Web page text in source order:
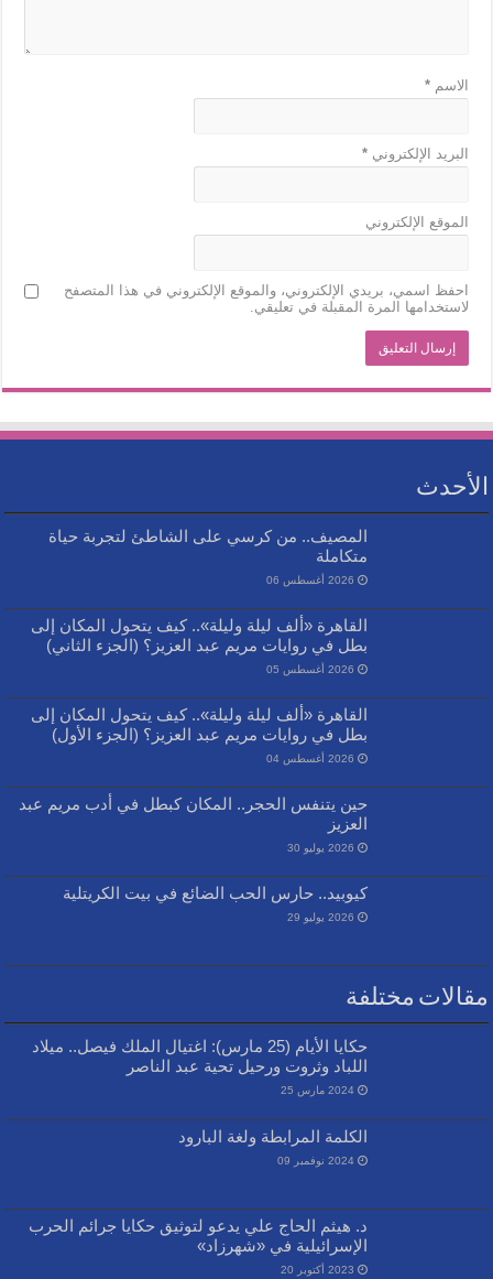
الاسم*
البريد الإلكتروني*
الموقع الإلكتروني
احفظ اسمي، بريدي الإلكتروني، والموقع الإلكتروني في هذا المتصفح
لاستخدامها المرة المقبلة في تعليقي.
الأحدث
المصيف.. من كرسي على الشاطئ لتجربة حياة
متكاملة
2026 أغسطس 06
القاهرة «ألف ليلة وليلة».. كيف يتحول المكان إلى
بطل في روايات مريم عبد العزيز؟ (الجزء الثاني)
2026 أغسطس 05
القاهرة «ألف ليلة وليلة».. كيف يتحول المكان إلى
بطل في روايات مريم عبد العزيز؟ (الجزء الأول)
2026 أغسطس 04
حين يتنفس الحجر.. المكان كبطل في أدب مريم عبد
العزيز
2026 يوليو 30
كيوبيد.. حارس الحب الضائع في بيت الكريتلية
2026 يوليو 29
مقالات مختلفة
حكايا الأيام (25 مارس): اغتيال الملك فيصل.. ميلاد
اللباد وثروت ورحيل تحية عبد الناصر
2024 مارس 25
الكلمة المرابطة ولغة البارود
2024 نوفمبر 09
د. هيثم الحاج علي يدعو لتوثيق حكايا جرائم الحرب
الإسرائيلية في «شهرزاد»
2023 أكتوبر 20